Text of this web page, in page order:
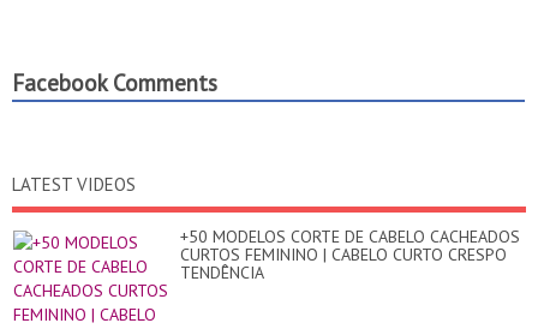
Facebook Comments
LATEST VIDEOS
+50 MODELOS CORTE DE CABELO CACHEADOS
CURTOS FEMININO | CABELO CURTO CRESPO
TENDÊNCIA